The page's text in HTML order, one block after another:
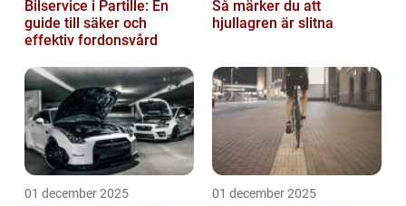
Bilservice i Partille: En
guide till säker och
effektiv fordonsvård
Så märker du att
hjullagren är slitna
01 december 2025 01 december 2025